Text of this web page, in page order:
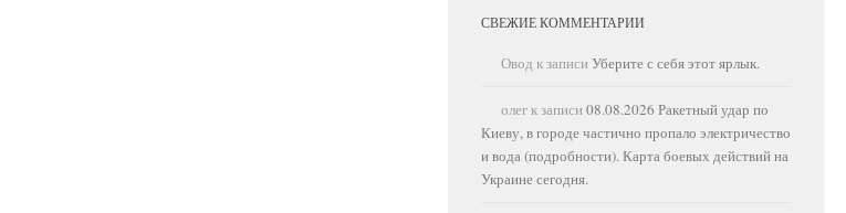
СВЕЖИЕ КОММЕНТАРИИ
Овод к записи Уберите с себя этот ярлык.
олегк записи 08.08.2026 Ракетный удар по
Киеву, в городе частично пропало электричество
и вода (подробности). Карта боевых действий на
Украине сегодня.